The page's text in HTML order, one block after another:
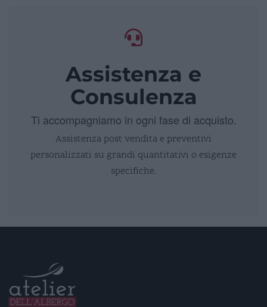
Assistenza e
Consulenza
Ti accompagniamo in ogni fase di acquisto.
Assistenza post vendita e preventivi
personalizzati su grandi quantitativi o esigenze
specifiche.